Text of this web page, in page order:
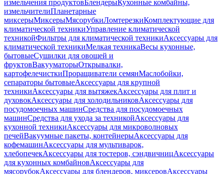
измельчения продуктовБлендерыКухонные комбайны,
измельчителиПланетарные
миксерыМиксерыМясорубкиЛомтерезкиКомплектующие для
климатической техникиУправление климатической
техникойФильтры для климатической техникиАксессуары для
климатической техникиМелкая техникаВесы кухонные,
бытовыеСушилки для овощей и
фруктовВакууматорыОткрывалки,
картофелечисткиПроращиватели семянМаслобойки,
сепараторы бытовыеАксессуары для крупной
техникиАксессуары для вытяжекАксессуары для плит и
духовокАксессуары для холодильниковАксессуары для
посудомоечных машинСредства для посудомоечных
машинСредства для ухода за техникойАксессуары для
кухонной техникиАксессуары для микроволновых
печейВакуумные пакеты, контейнерыАксессуары для
кофемашинАксессуары для мультиварок,
хлебопечекАксессуары для тостеров, сэндвичницАксессуары
для кухонных комбайновАксессуары для
мясорубокАксессуары для блендеров, миксеровАксессуары